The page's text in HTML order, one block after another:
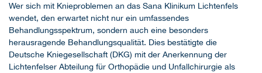
Wer sich mit Knieproblemen an das Sana Klinikum Lichtenfels
wendet, den erwartet nicht nur ein umfassendes
Behandlungsspektrum, sondern auch eine besonders
herausragende Behandlungsqualität. Dies bestätigte die
Deutsche Kniegesellschaft (DKG) mit der Anerkennung der
Lichtenfelser Abteilung für Orthopädie und Unfallchirurgie als